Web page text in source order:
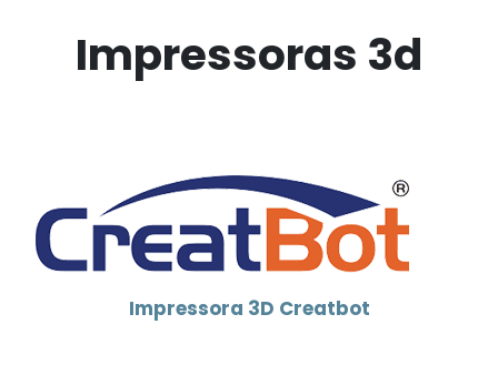
Impressoras 3d
Impressora 3D Creatbot